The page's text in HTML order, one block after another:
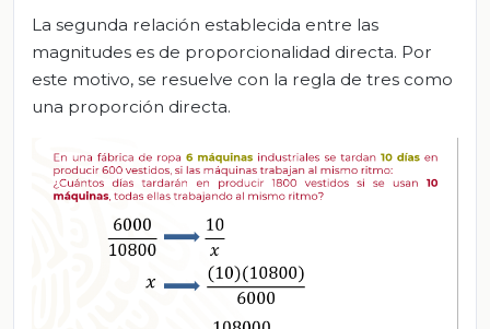
La segunda relación establecida entre las
magnitudes es de proporcionalidad directa. Por
este motivo, se resuelve con la regla de tres como
una proporción directa.